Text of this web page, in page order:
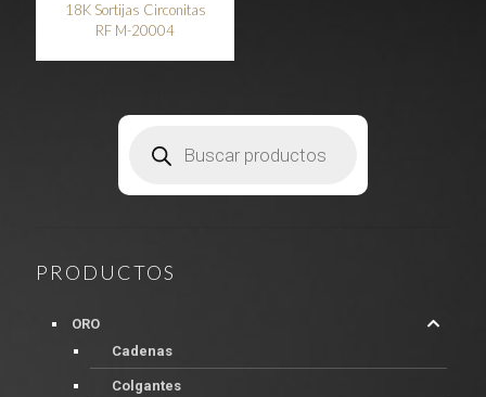
18K Sortijas Circonitas
RF M-20004
PRODUCTOS
ORO
Cadenas
Colgantes